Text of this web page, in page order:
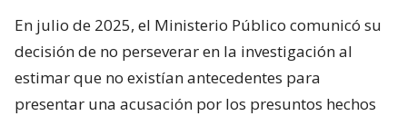
En julio de 2025, el Ministerio Público comunicó su
decisión de no perseverar en la investigación al
estimar que no existían antecedentes para
presentar una acusación por los presuntos hechos